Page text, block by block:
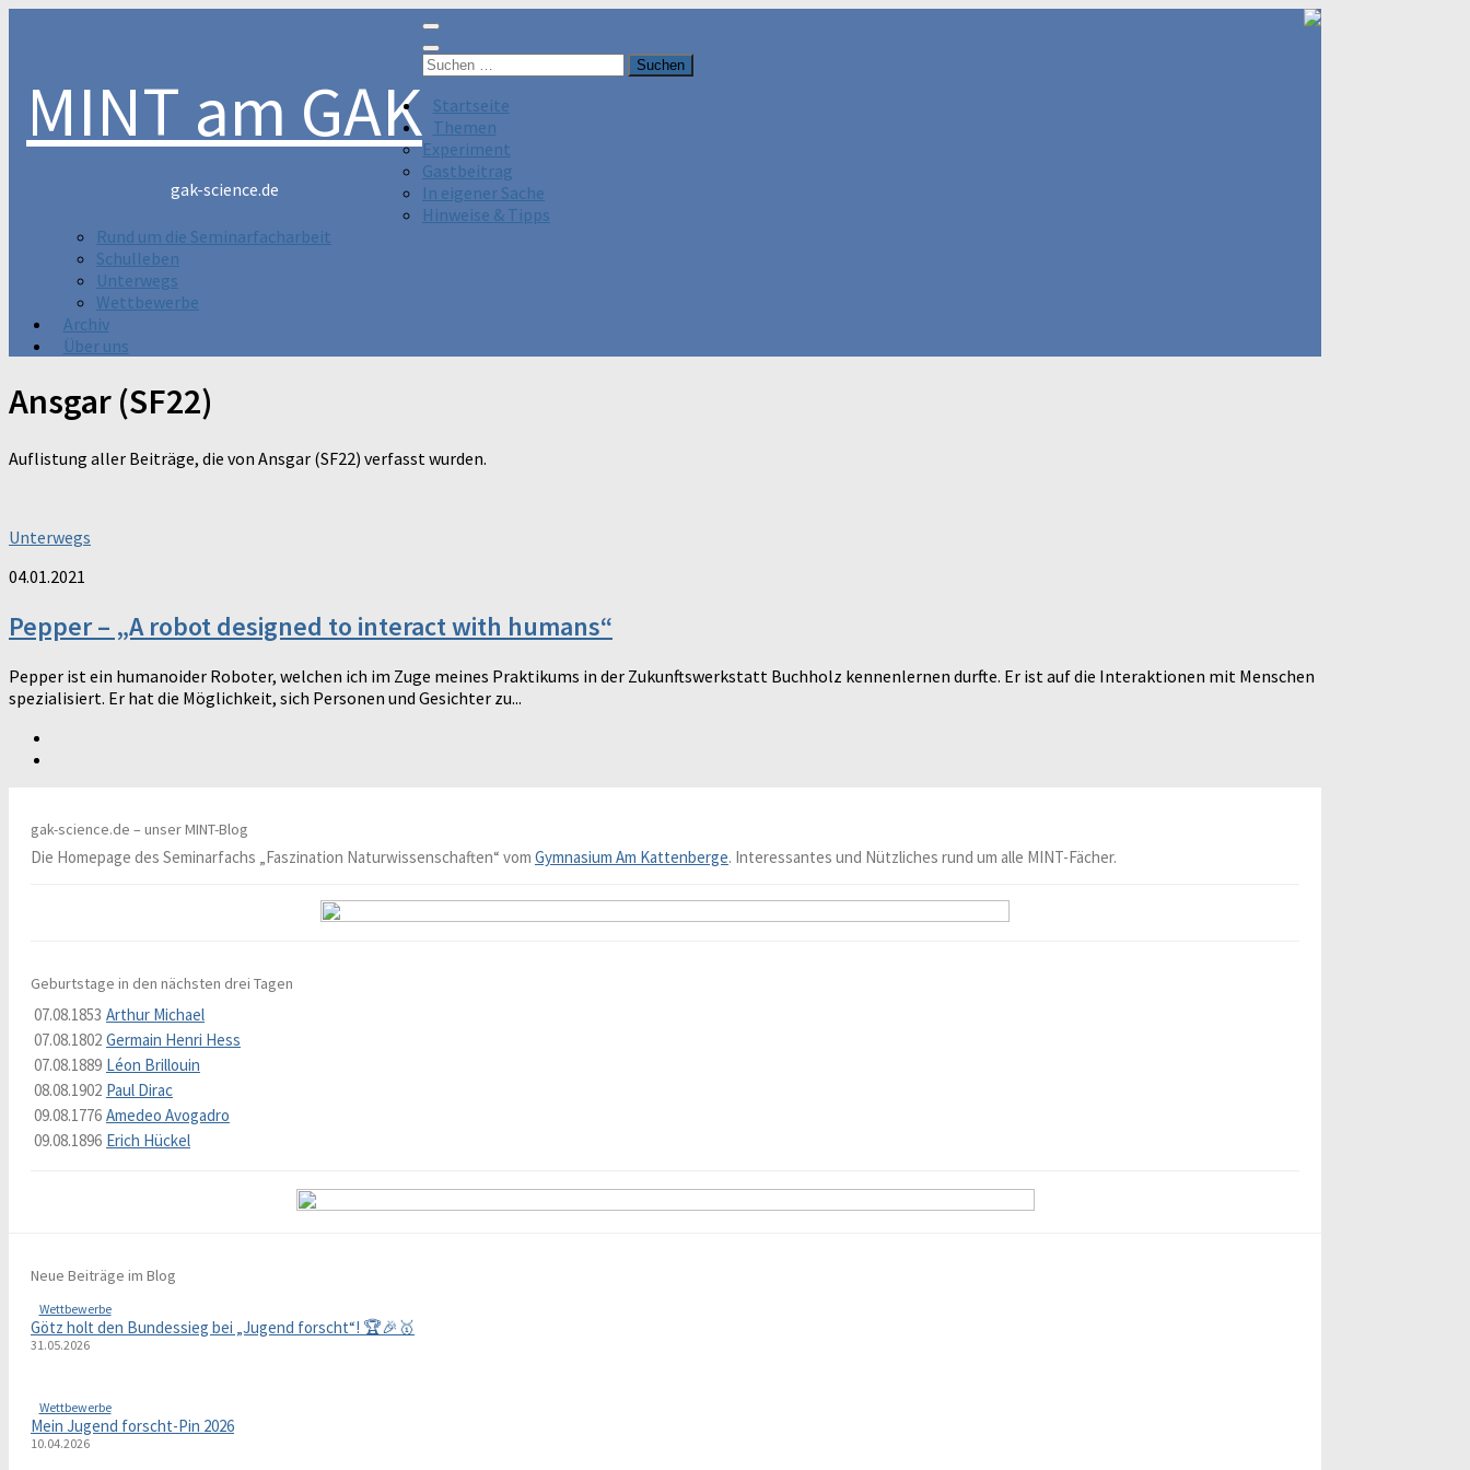
MINT am GAK
gak-science.de
Suchen
Startseite
Themen
Experiment
Gastbeitrag
In eigener Sache
Hinweise & Tipps
Rund um die Seminarfacharbeit
Schulleben
Unterwegs
Wettbewerbe
Archiv
Über uns
Ansgar (SF22)
Auflistung aller Beiträge, die von Ansgar (SF22) verfasst wurden.
Unterwegs
04.01.2021
Pepper – „A robot designed to interact with humans“
Pepper ist ein humanoider Roboter, welchen ich im Zuge meines Praktikums in der Zukunftswerkstatt Buchholz kennenlernen durfte. Er ist auf die Interaktionen mit Menschen
spezialisiert. Er hat die Möglichkeit, sich Personen und Gesichter zu...
gak-science.de – unser MINT-Blog
Die Homepage des Seminarfachs „Faszination Naturwissenschaften“ vom Gymnasium Am Kattenberge. Interessantes und Nützliches rund um alle MINT-Fächer.
Geburtstage in den nächsten drei Tagen
07.08.1853 Arthur Michael
07.08.1802 Germain Henri Hess
07.08.1889 Léon Brillouin
08.08.1902 Paul Dirac
09.08.1776 Amedeo Avogadro
09.08.1896 Erich Hückel
Neue Beiträge im Blog
Wettbewerbe
Götz holt den Bundessieg bei „Jugend forscht“! 🏆🎉🥇
31.05.2026
Wettbewerbe
Mein Jugend forscht-Pin 2026
10.04.2026